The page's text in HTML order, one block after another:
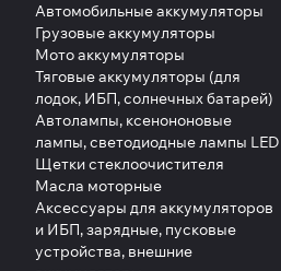
Автомобильные аккумуляторы
Грузовые аккумуляторы
Мото аккумуляторы
Тяговые аккумуляторы (для
лодок, ИБП, солнечных батарей)
Автолампы, ксенононовые
лампы, светодиодные лампы LED
Щетки стеклоочистителя
Масла моторные
Аксессуары для аккумуляторов
и ИБП, зарядные, пусковые
устройства, внешние